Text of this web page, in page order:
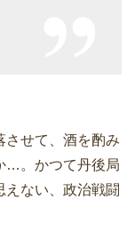
せて、酒を酌み
…。かつて丹後局
えない、政治戦闘